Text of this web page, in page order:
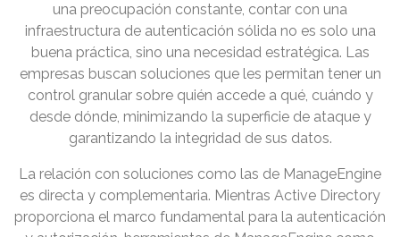
una preocupación constante, contar con una
infraestructura de autenticación sólida no es solo una
buena práctica, sino una necesidad estratégica. Las
empresas buscan soluciones que les permitan tener un
control granular sobre quién accede a qué, cuándo y
desde dónde, minimizando la superficie de ataque y
garantizando la integridad de sus datos.
La relación con soluciones como las de ManageEngine
es directa y complementaria. Mientras Active Directory
proporciona el marco fundamental para la autenticación